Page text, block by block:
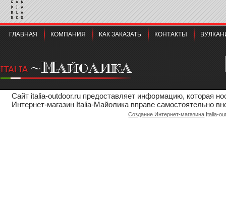
ГЛАВНАЯ КОМПАНИЯ КАК ЗАКАЗАТЬ КОНТАКТЫ
Сайт italia-outdoor.ru предоставляет информацию, которая
Интернет-магазин Italia-Майолика вправе самостоятельно
Создание Интернет-магазина Italia-